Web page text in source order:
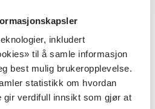
inkludert
til å samle informasjon
best mulig brukeropplevelse.
statistikk om hvordan
gir verdifull innsikt som gjør at
2019